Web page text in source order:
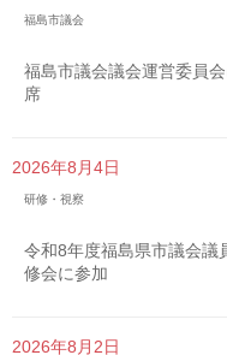
福島市議会
福島市議会議会運営委員
席
2026年8月4日
研修・視察
令和8年度福島県市議会議
修会に参加
2026年8月2日